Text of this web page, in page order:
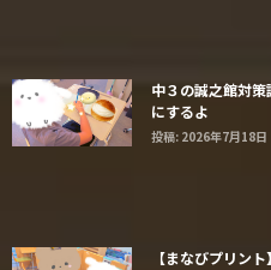
中３の誠之館対
にするよ
投稿: 2026年7月18日
【まなびプリン